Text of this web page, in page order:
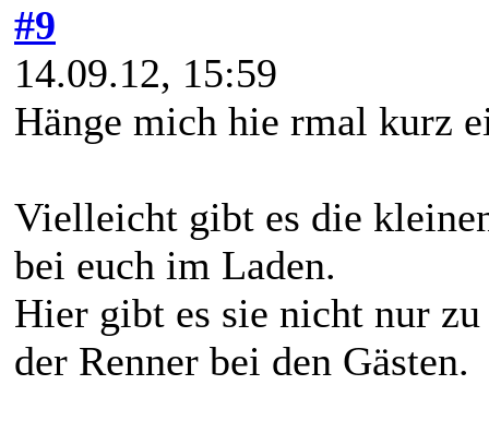
#9
14.09.12, 15:59
Hänge mich hie rmal kurz
Vielleicht gibt es die
bei euch im Laden.
Hier gibt es sie nicht nur
der Renner bei den Gästen.